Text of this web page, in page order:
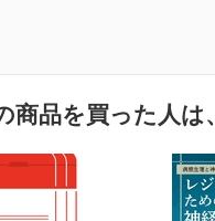
商品を買った人は